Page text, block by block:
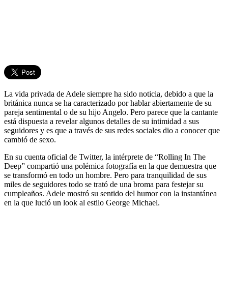
La vida privada de Adele siempre ha sido noticia, debido a que la
británica nunca se ha caracterizado por hablar abiertamente de su
pareja sentimental o de su hijo Angelo. Pero parece que la cantante
está dispuesta a revelar algunos detalles de su intimidad a sus
seguidores y es que a través de sus redes sociales dio a conocer que
cambió de sexo.
En su cuenta oficial de Twitter, la intérprete de “Rolling In The
Deep” compartió una polémica fotografía en la que demuestra que
se transformó en todo un hombre. Pero para tranquilidad de sus
miles de seguidores todo se trató de una broma para festejar su
cumpleaños. Adele mostró su sentido del humor con la instantánea
en la que lució un look al estilo George Michael.